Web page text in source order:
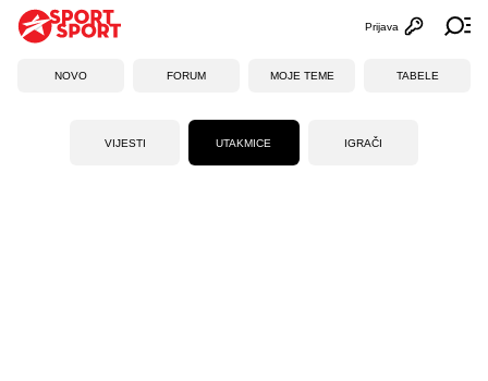
Otvori
Prijava
NOVO FORUM MOJE TEME TABELE
VIJESTI UTAKMICE IGRAČI